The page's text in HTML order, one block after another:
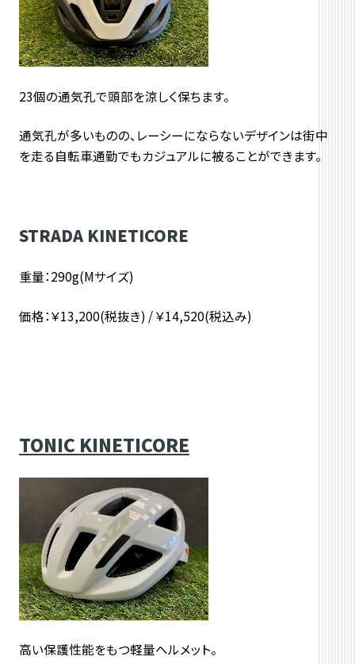
23個の通気孔で頭部を涼しく保ちます。
通気孔が多いものの、レーシーにならないデザインは街中
を走る自転車通勤でもカジュアルに被ることができます。
STRADA KINETICORE
重量：290g(Mサイズ)
価格：￥13,200(税抜き) / ￥14,520(税込み)
TONIC KINETICORE
高い保護性能をもつ軽量ヘルメット。